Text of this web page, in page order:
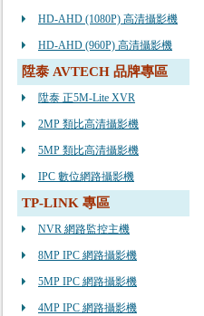
HD-AHD (1080P) 高清攝影機
HD-AHD (960P) 高清攝影機
陞泰 AVTECH 品牌專區
陞泰 正5M-Lite XVR
2MP 類比高清攝影機
5MP 類比高清攝影機
IPC 數位網路攝影機
TP-LINK 專區
NVR 網路監控主機
8MP IPC 網路攝影機
5MP IPC 網路攝影機
4MP IPC 網路攝影機